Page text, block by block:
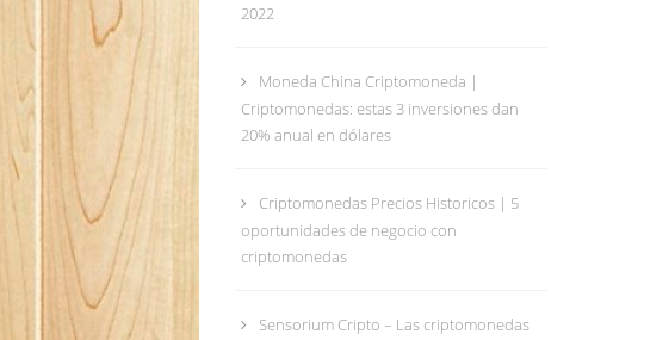
2022
Moneda China Criptomoneda |
Criptomonedas: estas 3 inversiones dan
20% anual en dólares
Criptomonedas Precios Historicos | 5
oportunidades de negocio con
criptomonedas
Sensorium Cripto – Las criptomonedas